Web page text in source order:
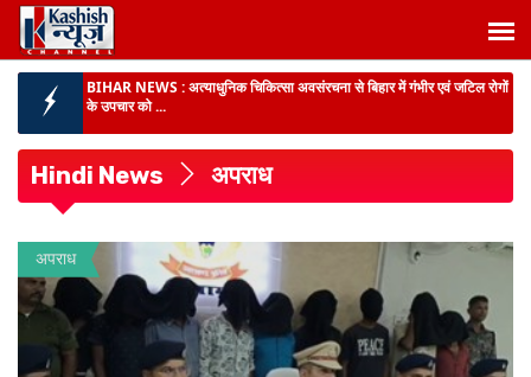
BIHAR NEWS :
अत्याधुनिक चिकित्सा अवसंरचना से बिहार में गंभीर एवं जटिल रोगों
के उपचार को ...
राजद में संगठनात्मक सर्जरी :सभी इकाइयां भंग, हालिया अंदरूनी विवाद के बीच नेतृत्व ने
लिया बड़ा फैसला, पु...
पूर्णिया में SVU की बड़ी कार्रवाई :बिजली विभाग के जेई समेत तीन लोग 10 हजार रुपये
रिश्वत लेते रंगेहाथ गिरफ्तार...
कांग्रेस सेवा दल ने सम्राट सरकार को घेरा :24वें दिन सीतामढ़ी के गांधी मैदान में
BIG BREAKING :बिहार के 11 डीआईजी जाएंगे हैदराबाद, राष्ट्रीय पुलिस अकादमी
में मिड करियर ट्...
BIHAR NEWS :प्रमंडलीय आयुक्त ने पटना के गांधी मैदान में स्वतंत्रता दिवस
समारोह की तैयार...
Hindi News अपराध
अपराध